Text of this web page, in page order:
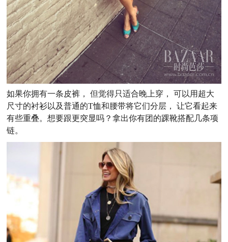
如果你拥有一条皮裤， 但觉得只适合晚上穿， 可以用超大
尺寸的衬衫以及普通的T恤和腰带将它们分层， 让它看起来
有些重叠。想要跟更突显吗？拿出你有团的踝靴搭配几条项
链。